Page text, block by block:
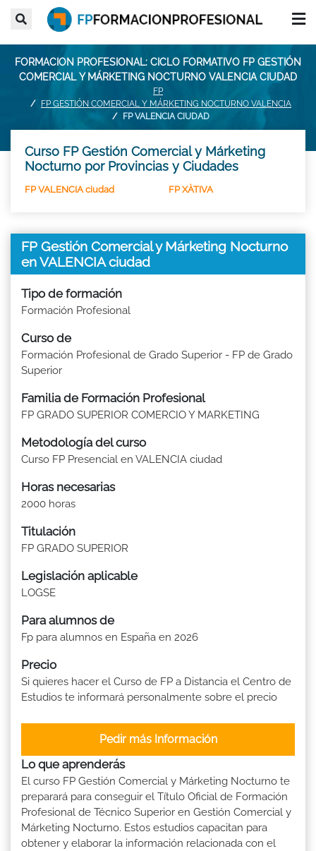
FORMACION PROFESIONAL: CICLO FORMATIVO FP GESTIÓN
COMERCIAL Y MÁRKETING NOCTURNO VALENCIA CIUDAD
FP
FP GESTIÓN COMERCIAL Y MÁRKETING NOCTURNO VALENCIA
FP VALENCIA CIUDAD
Curso FP Gestión Comercial y Márketing
Nocturno por Provincias y Ciudades
FP VALENCIA ciudad FP XÀTIVA
FP Gestión Comercial y Márketing Nocturno
en VALENCIA ciudad
Tipo de formación
Formación Profesional
Curso de
Formación Profesional de Grado Superior - FP de Grado
Superior
Familia de Formación Profesional
FP GRADO SUPERIOR COMERCIO Y MARKETING
Metodología del curso
Curso FP Presencial en VALENCIA ciudad
Horas necesarias
2000 horas
Titulación
FP GRADO SUPERIOR
Legislación aplicable
LOGSE
Para alumnos de
Fp para alumnos en España en 2026
Precio
Si quieres hacer el Curso de FP a Distancia el Centro de
Estudios te informará personalmente sobre el precio
Pedir más Información
Lo que aprenderás
El curso FP Gestión Comercial y Márketing Nocturno te
preparará para conseguir el Título Oficial de Formación
Profesional de Técnico Superior en Gestión Comercial y
Márketing Nocturno. Estos estudios capacitan para
obtener y elaborar la información relacionada con el